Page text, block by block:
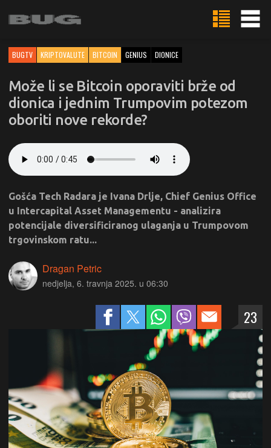
BUGTV KRIPTOVALUTE BITCOIN GENIUS DIONICE
Može li se Bitcoin oporaviti brže od
dionica i jednim Trumpovim potezom
oboriti nove rekorde?
Gošća Tech Radara je Ivana Drlje, Chief Genius Office
u Intercapital Asset Managementu - analizira
potencijale diversificiranog ulaganja u Trumpovom
trgovinskom ratu...
Dragan Petric
nedjelja, 6. travnja 2025. u 06:30
23